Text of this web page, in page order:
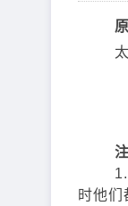
太宗
1.萧
时他